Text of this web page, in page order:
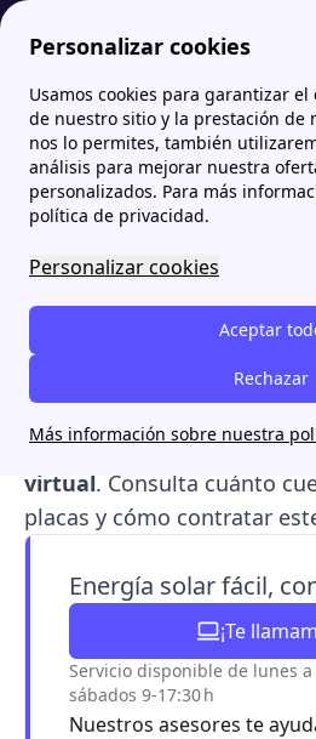
Personalizar cookies
Usamos cookies para garantizar
de nuestro sitio y la prestación de
nos lo permites, también
análisis para mejorar nuestra
personalizados. Para más
política de privacidad.
Personalizar cookies
Aceptar
Rechazar
Más información sobre nuestra
Papernest.es MoreIberdrola
Instalación de
solares con
Iberdrola
Iberdrolaha lanzado
de
instalación de placas
particulares, comunidades
autoconsumidoresy un
virtual. Consulta cuánto
placas y cómo contratar
Energía solar fácil,
¡Te
Servicio disponible de lunes a
sábados 9-17:30 h
Nuestros asesores te